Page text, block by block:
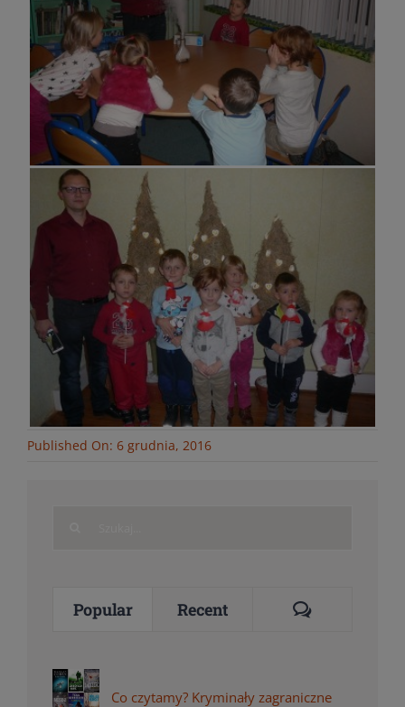
Published On: 6 grudnia, 2016
Popular Recent Comments
Co czytamy? Kryminały zagraniczne